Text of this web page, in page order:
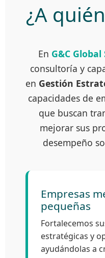
¿A
En G&C
consultoría y
en Gestión
capacidades de
que buscan
mejorar sus
desempeño
Empresas
pequeñas
Fortalecemos
estratégicas y
ayudándolas a